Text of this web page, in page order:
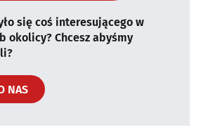
się coś interesującego w
okolicy? Chcesz abyśmy
NAS